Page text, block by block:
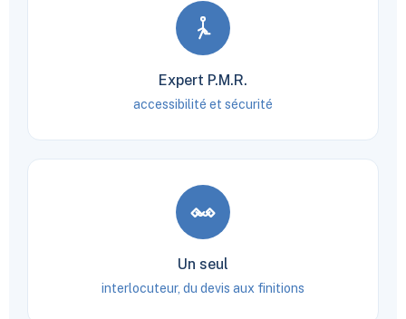
Expert P.M.R.
accessibilité et sécurité
Un seul
interlocuteur, du devis aux finitions